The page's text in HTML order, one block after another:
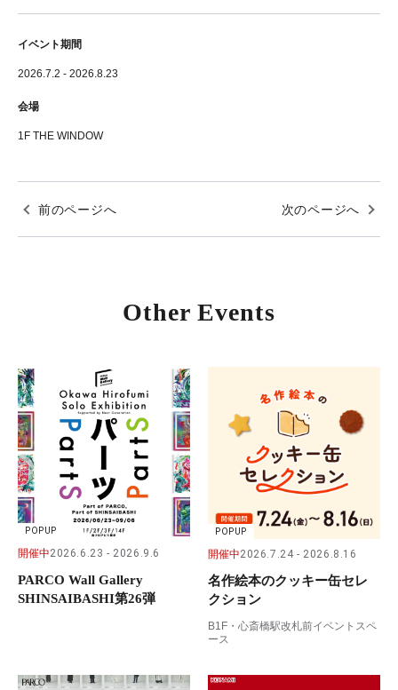
イベント期間
2026.7.2 - 2026.8.23
会場
1F THE WINDOW
前のページへ 次のページへ
Other Events
POPUP
開催中2026.6.23 2026.9.6
PARCO Wall Gallery
SHINSAIBASHI第26弾
POPUP
開催中2026.7.24 2026.8.16
名作絵本のクッキー缶セレ
クション
B1F・心斎橋駅改札前イベントスペ
ース